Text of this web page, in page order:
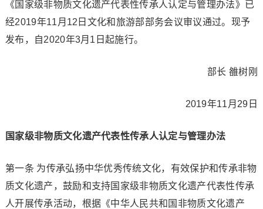
《国家级非物质文化遗产代表性传承人认定与管理办法》已
经2019年11月12日文化和旅游部部务会议审议通过。现予
发布，自2020年3月1日起施行。
部长 雒树刚
2019年11月29日
国家级非物质文化遗产代表性传承人认定与管理办法
第一条 为传承弘扬中华优秀传统文化，有效保护和传承非物
质文化遗产，鼓励和支持国家级非物质文化遗产代表性传承
人开展传承活动，根据《中华人民共和国非物质文化遗产